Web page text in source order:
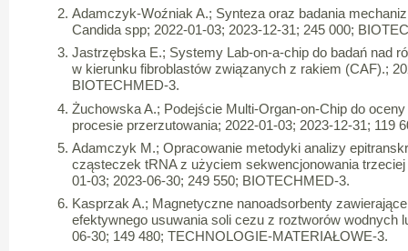
Adamczyk-Woźniak A.; Synteza oraz badania
Candida spp; 2022-01-03; 2023-12-31; 245 000;
Jastrzębska E.; Systemy Lab-on-a-chip do badań nad
w kierunku fibroblastów związanych z rakiem (CAF).;
BIOTECHMED-3.
Żuchowska A.; Podejście Multi-Organ-on-Chip do
procesie przerzutowania; 2022-01-03; 2023-12-31; 119
Adamczyk M.; Opracowanie metodyki analizy
cząsteczek tRNA z użyciem sekwencjonowania
01-03; 2023-06-30; 249 550; BIOTECHMED-3.
Kasprzak A.; Magnetyczne nanoadsorbenty
efektywnego usuwania soli cezu z roztworów wodnych
06-30; 149 480; TECHNOLOGIE-MATERIAŁOWE-3.